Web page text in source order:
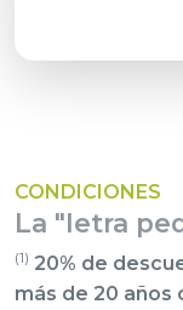
CONDICIONES
La "letra
(1) 20% de
más de 20 años